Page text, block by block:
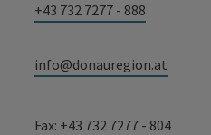
+43 732 7277 - 888
info@donauregion.at
Fax: +43 732 7277 - 804